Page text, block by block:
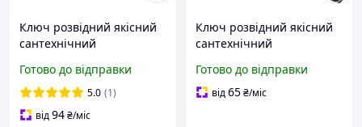
Ключ розвідний якісний
сантехнічний
сантехніки та ремонту
авто проризинний 255
мм 0-50 мм Ultra
Готово до відправки
5.0 (1)
від94₴/міс
Ключ розвідний якісний
сантехнічний
сантехніки та ремонту
авто проризинний 215
Готово до відправки
від65₴/міс